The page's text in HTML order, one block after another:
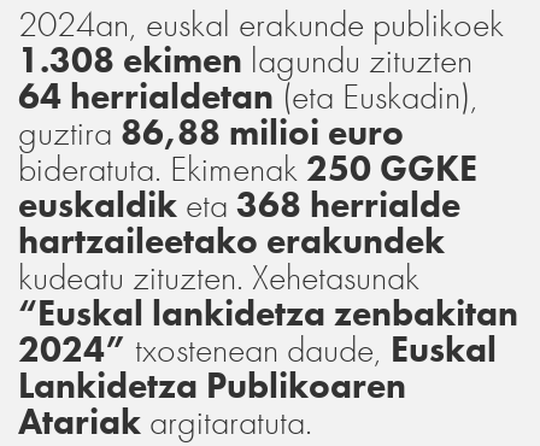
2024an, euskal erakunde publikoek
1.308 ekimen lagundu zituzten
64 herrialdetan(eta Euskadin),
guztira 86,88 milioi euro
bideratuta. Ekimenak 250 GGKE
euskaldik eta 368 herrialde
hartzaileetako erakundek
kudeatu zituzten. Xehetasunak
“Euskal lankidetza zenbakitan
2024” txostenean daude, Euskal
Lankidetza Publikoaren
Atariak argitaratuta.